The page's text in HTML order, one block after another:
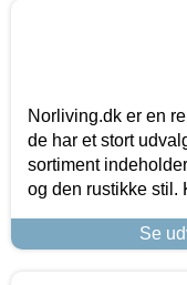
Norliving.dk er en
de har et stort
sortiment
og den rustikke stil.
Se